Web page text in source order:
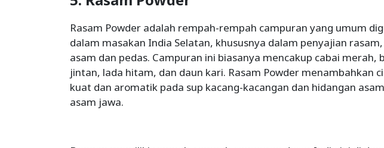
Rasam Powder adalah rempah-rempah campuran yang umum
dalam masakan India Selatan, khususnya dalam penyajian
asam dan pedas. Campuran ini biasanya mencakup cabai merah,
jintan, lada hitam, dan daun kari. Rasam Powder menambahkan
kuat dan aromatik pada sup kacang-kacangan dan hidangan
asam jawa.